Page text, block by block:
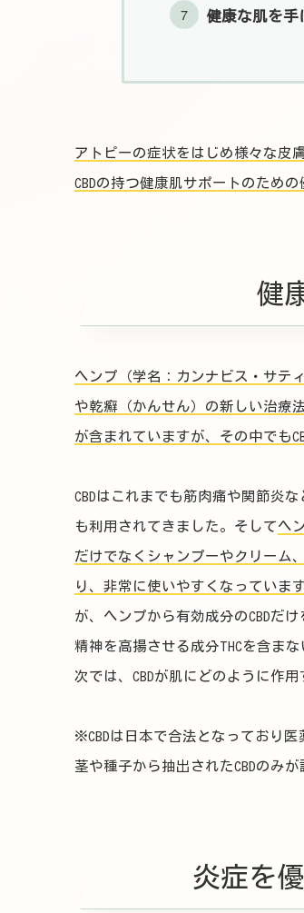
健康な肌を手
アトピーの症状をはじめ様々な皮
CBDの持つ健康肌サポートのため
健
ヘンプ（学名：カンナビス・サテ
や乾癬（かんせん）の新しい治療
が含まれていますが、その中でも
CBDはこれまでも筋肉痛や関節炎
も利用されてきました。そしてヘ
だけでなくシャンプーやクリーム
り、非常に使いやすくなっています
が、ヘンプから有効成分のCBDだ
精神を高揚させる成分THCを含ま
次では、CBDが肌にどのように作
※CBDは日本で合法となっており
茎や種子から抽出されたCBDのみが
炎症を